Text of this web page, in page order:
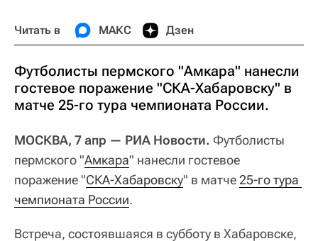
Читать в МАКС Дзен
Футболисты пермского "Амкара" нанесли
гостевое поражение "СКА-Хабаровску" в
матче 25-го тура чемпионата России.
МОСКВА, 7 апр — РИА Новости. Футболисты
пермского "Амкара" нанесли гостевое
поражение "СКА-Хабаровску" в матче 25-го тура
чемпионата России.
Встреча, состоявшаяся в субботу в Хабаровске,